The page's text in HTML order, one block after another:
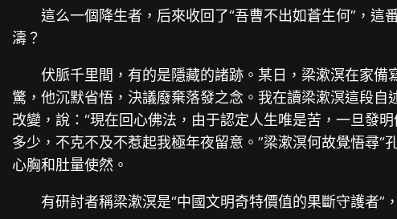
這么一個降生者，后來收回了“吾曹不出如蒼生何”，
濤？
伏脈千里間，有的是隱藏的諸跡。某日，梁漱溟在家
驚，他沉默省悟，決議廢棄落發之念。我在讀梁漱溟這段
改變，說：“現在回心佛法，由于認定人生唯是苦，一旦發
多少，不克不及不惹起我極年夜留意。”梁漱溟何故覺悟尋
心胸和肚量使然。
有研討者稱梁漱溟是“中國文明奇特價值的果斷守護者”